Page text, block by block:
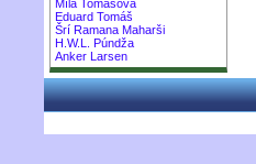
Míla Tomášová
Eduard Tomáš
Šrí Ramana Maharši
H.W.L. Púndža
Anker Larsen